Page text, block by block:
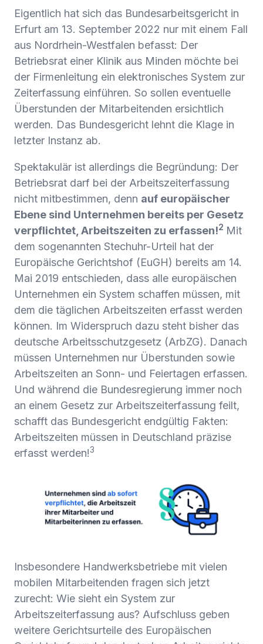
Eigentlich hat sich das Bundesarbeitsgericht in
Erfurt am 13. September 2022 nur mit einem Fall
aus Nordrhein-Westfalen befasst: Der
Betriebsrat einer Klinik aus Minden möchte bei
der Firmenleitung ein elektronisches System zur
Zeiterfassung einführen. So sollen eventuelle
Überstunden der Mitarbeitenden ersichtlich
werden. Das Bundesgericht lehnt die Klage in
letzter Instanz ab.
Spektakulär ist allerdings die Begründung: Der
Betriebsrat darf bei der Arbeitszeiterfassung
nicht mitbestimmen, denn auf europäischer
Ebene sind Unternehmen bereits per Gesetz
verpflichtet, Arbeitszeiten zu erfassen!2 Mit
dem sogenannten Stechuhr-Urteil hat der
Europäische Gerichtshof (EuGH) bereits am 14.
Mai 2019 entschieden, dass alle europäischen
Unternehmen ein System schaffen müssen, mit
dem die täglichen Arbeitszeiten erfasst werden
können. Im Widerspruch dazu steht bisher das
deutsche Arbeitsschutzgesetz (ArbZG). Danach
müssen Unternehmen nur Überstunden sowie
Arbeitszeiten an Sonn- und Feiertagen erfassen.
Und während die Bundesregierung immer noch
an einem Gesetz zur Arbeitszeiterfassung feilt,
schafft das Bundesgericht endgültig Fakten:
Arbeitszeiten müssen in Deutschland präzise
erfasst werden!3
Insbesondere Handwerksbetriebe mit vielen
mobilen Mitarbeitenden fragen sich jetzt
zurecht: Wie sieht ein System zur
Arbeitszeiterfassung aus? Aufschluss geben
weitere Gerichtsurteile des Europäischen